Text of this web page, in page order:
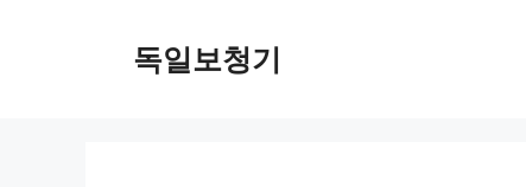
독일보청기